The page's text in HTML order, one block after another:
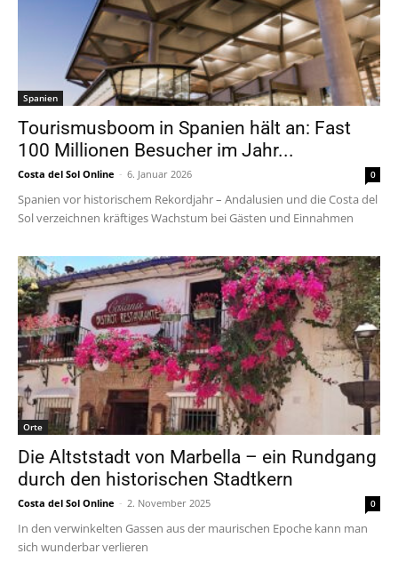
Spanien
Tourismusboom in Spanien hält an: Fast
100 Millionen Besucher im Jahr...
Costa del Sol Online - 6. Januar 2026 0
Spanien vor historischem Rekordjahr – Andalusien und die Costa del
Sol verzeichnen kräftiges Wachstum bei Gästen und Einnahmen
Orte
Die Altststadt von Marbella – ein Rundgang
durch den historischen Stadtkern
Costa del Sol Online - 2. November 2025 0
In den verwinkelten Gassen aus der maurischen Epoche kann man
sich wunderbar verlieren